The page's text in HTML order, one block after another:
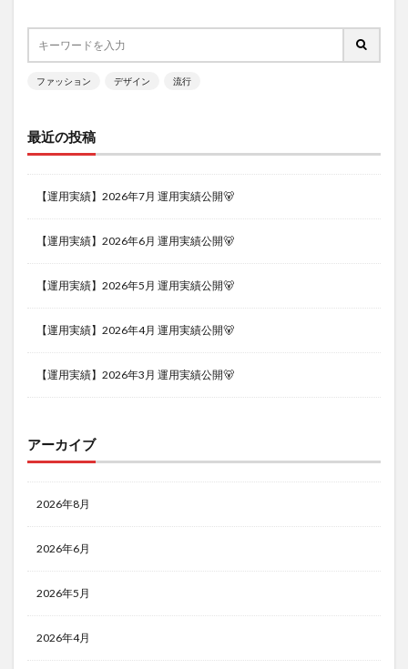
ファッション デザイン 流行
最近の投稿
【運用実績】2026年7月 運用実績公開🐻
【運用実績】2026年6月 運用実績公開🐻
【運用実績】2026年5月 運用実績公開🐻
【運用実績】2026年4月 運用実績公開🐻
【運用実績】2026年3月 運用実績公開🐻
アーカイブ
2026年8月
2026年6月
2026年5月
2026年4月